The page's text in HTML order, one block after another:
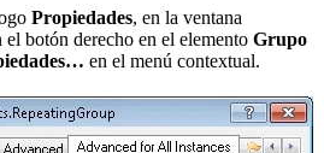
Propiedades, en la ventana
el botón derecho en el elemento Grupo
en el menú contextual.